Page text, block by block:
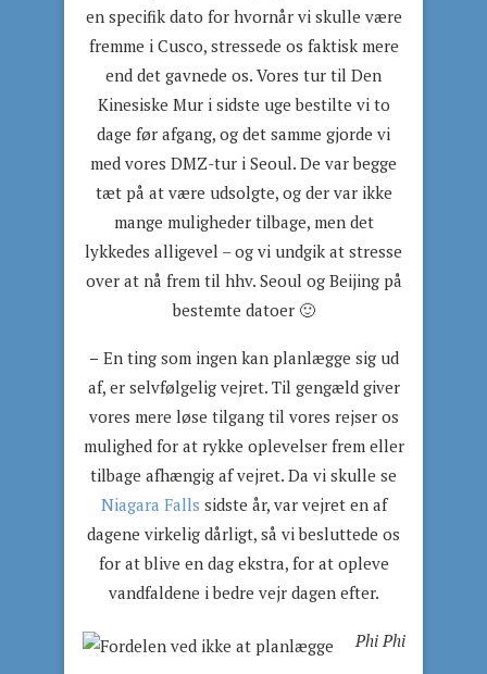
en specifik dato for hvornår vi skulle være
fremme i Cusco, stressede os faktisk mere
end det gavnede os. Vores tur til Den
Kinesiske Mur i sidste uge bestilte vi to
dage før afgang, og det samme gjorde vi
med vores DMZ-tur i Seoul. De var begge
tæt på at være udsolgte, og der var ikke
mange muligheder tilbage, men det
lykkedes alligevel – og vi undgik at stresse
over at nå frem til hhv. Seoul og Beijing på
bestemte datoer 🙂
– En ting som ingen kan planlægge sig ud
af, er selvfølgelig vejret. Til gengæld giver
vores mere løse tilgang til vores rejser os
mulighed for at rykke oplevelser frem eller
tilbage afhængig af vejret. Da vi skulle se
Niagara Falls sidste år, var vejret en af
dagene virkelig dårligt, så vi besluttede os
for at blive en dag ekstra, for at opleve
vandfaldene i bedre vejr dagen efter.
Phi Phi